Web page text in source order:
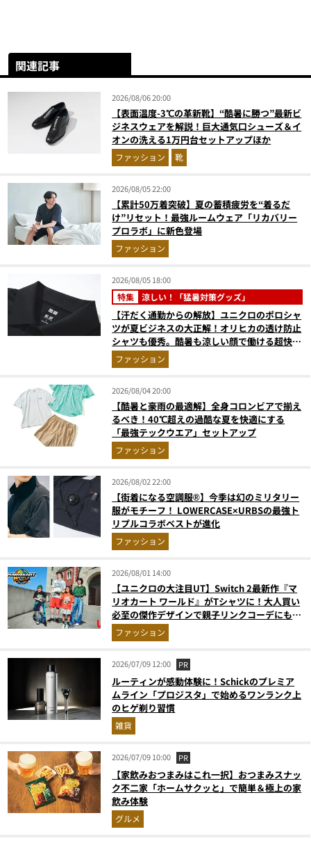
関連記事
2026/08/06 20:00
【表面温度-3℃の革新靴】“酷暑に勝つ”最新ビ
ジネスウェアを解説！巨大通気口シューズ＆イ
オンの洗える1万円台セットアップほか
ファッション 靴
2026/08/05 22:00
【累計50万着突破】夏の蓄積疲労を“着るだ
け”リセット！最強ルームウェア「リカバリー
プロラボ」に新色登場
ファッション
2026/08/05 18:00
特集 涼しい！「猛暑対策グッズ」
【汗だく通勤からの解放】ユニクロのポロシャ
ツが夏ビジネスの大正解！オリヒカの透け防止
シャツも優秀。酷暑も涼しい顔で働ける超快適
ウエアの実力
ファッション
2026/08/04 20:00
【酷暑と豪雨の最適解】全身コロンビアで揃え
るべき！40℃超えの過酷な夏を快適にする
「最強テックウエア」セットアップ
ファッション
2026/08/02 22:00
【街着になる空調服®】今季は幻のミリタリー
服がモチーフ！ LOWERCASE×URBSの最強ト
リプルコラボベストが進化
ファッション
2026/08/01 14:00
【ユニクロの大注目UT】Switch 2最新作『マ
リオカート ワールド』がTシャツに！大人買い
必至の傑作デザインで親子リンクコーデにも最
適ファッション
2026/07/09 12:00 PR
ルーティンが感動体験に！Schickのプレミア
ムライン「プロジスタ」で始めるワンランク上
のヒゲ剃り習慣
雑貨
2026/07/09 10:00 PR
【家飲みおつまみはこれ一択】おつまみスナッ
ク不二家「ホームサクッと」で簡単＆極上の家
飲み体験
グルメ